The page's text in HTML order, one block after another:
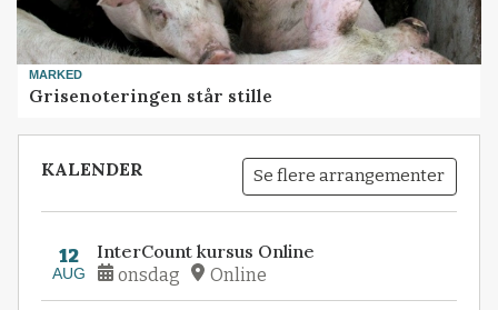
MARKED
Grisenoteringen står stille
KALENDER Se flere arrangementer
12
AUG
InterCount kursus Online
onsdag Online